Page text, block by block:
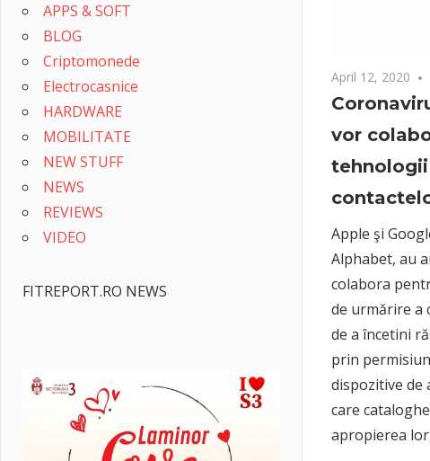
April 12, 2020
vor
tehnologii
Apple şi
Alphabet, au
colabora
de urmărire a
de a încetini
prin
dispozitive de
care
apropierea
APPS & SOFT
BLOG
Criptomonede
Electrocasnice
HARDWARE
MOBILITATE
NEW STUFF
NEWS
REVIEWS
VIDEO
FITREPORT.RO NEWS